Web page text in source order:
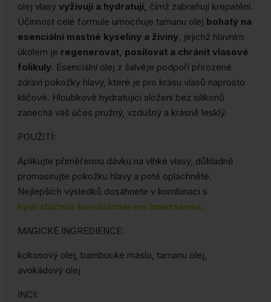
olej vlasy vyživují a hydratují, čímž zabraňují krepatění.
Účinnost celé formule umocňuje tamanu olej bohatý na
esenciální mastné kyseliny a živiny, jejichž hlavním
úkolem je regenerovat, posilovat a chránit vlasové
folikuly. Esenciální olej z šalvěje podpoří přirozené
zdraví pokožky hlavy, které je pro krásu vlasů naprosto
klíčové. Hloubkově hydratující složení bez silikonů
zanechá váš účes pružný, vzdušný a krásně lesklý.
POUŽITÍ:
Aplikujte přiměřenou dávku na vlhké vlasy, důkladně
promasírujte pokožku hlavy a poté opláchněte.
Nejlepších výsledků dosáhnete v kombinaci s
hydratačním kondicionérem Innersense.
MAGICKÉ INGREDIENCE:
kokosový olej, bambucké máslo, tamanu olej,
avokádový olej
INCI: